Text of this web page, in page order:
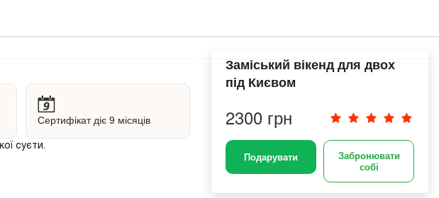
Заміський вікенд для двох
під Києвом
2300 грн
Подарувати
Забронювати
собі
Сертифікат діє 9 місяців
суєти.